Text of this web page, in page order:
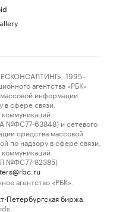
1995–
агентства «РБК»
информации
сфере связи,
№ФС77-63848) и сетевого
средства массовой
по надзору в сфере связи,
№ФС77-82385)
агентство «РБК».
Петербургская биржа